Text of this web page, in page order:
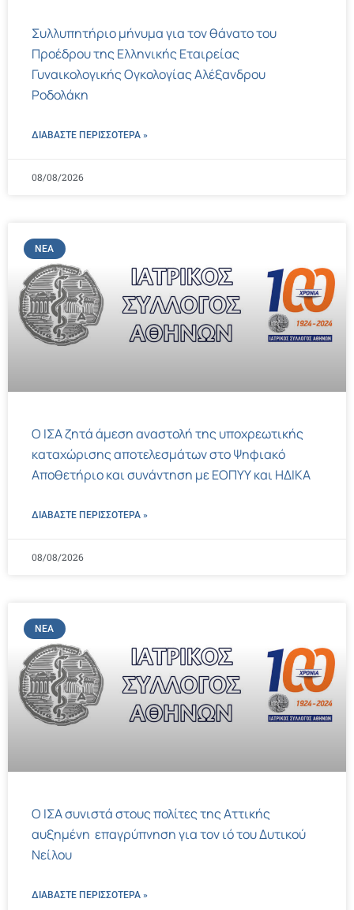
Συλλυπητήριο μήνυμα για τον θάνατο του
Προέδρου της Ελληνικής Εταιρείας
Γυναικολογικής Ογκολογίας Αλέξανδρου
Ροδολάκη
ΔΙΑΒΑΣΤΕ ΠΕΡΙΣΣΌΤΕΡΑ »
08/08/2026
ΝΈΑ
Ο ΙΣΑ ζητά άμεση αναστολή της υποχρεωτικής
καταχώρισης αποτελεσμάτων στο Ψηφιακό
Αποθετήριο και συνάντηση με ΕΟΠΥΥ και ΗΔΙΚΑ
ΔΙΑΒΑΣΤΕ ΠΕΡΙΣΣΌΤΕΡΑ »
08/08/2026
ΝΈΑ
Ο ΙΣΑ συνιστά στους πολίτες της Αττικής
αυξημένη επαγρύπνηση για τον ιό του Δυτικού
Νείλου
ΔΙΑΒΑΣΤΕ ΠΕΡΙΣΣΌΤΕΡΑ »